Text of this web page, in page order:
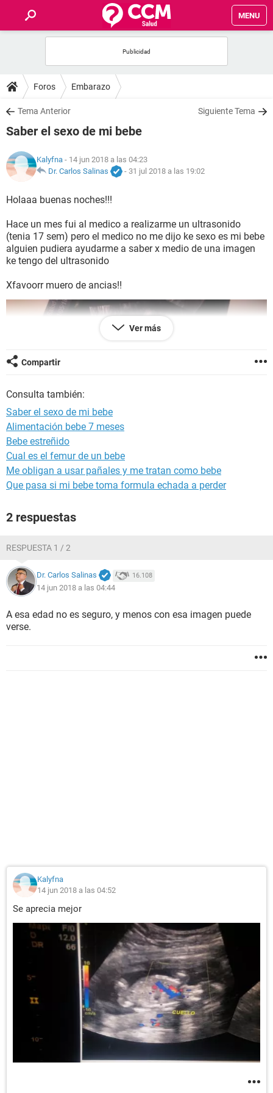
MENU
FOROS
SALUD
NUTRICIÓN
BIENESTAR
SEXUALIDAD
GLOSARIO
Foros Embarazo
Tema Anterior Siguiente Tema
Saber el sexo de mi bebe
Kalyfna - 14 jun 2018 a las 04:23
Dr. Carlos Salinas
- 31 jul 2018 a las 19:02
Holaaa buenas noches!!!
Hace un mes fui al medico a realizarme un ultrasonido
(tenia 17 sem) pero el medico no me dijo ke sexo es mi bebe
alguien pudiera ayudarme a saber x medio de una imagen
ke tengo del ultrasonido
Xfavoorr muero de ancias!!
Ver más
Compartir
Consulta también:
Saber el sexo de mi bebe
Alimentación bebe 7 meses
Bebe estreñido
Cual es el femur de un bebe
Me obligan a usar pañales y me tratan como bebe
Que pasa si mi bebe toma formula echada a perder
2 respuestas
RESPUESTA 1 / 2
Dr. Carlos Salinas 16.108
14 jun 2018 a las 04:44
A esa edad no es seguro, y menos con esa imagen puede
verse.
Kalyfna
14 jun 2018 a las 04:52
Se aprecia mejor